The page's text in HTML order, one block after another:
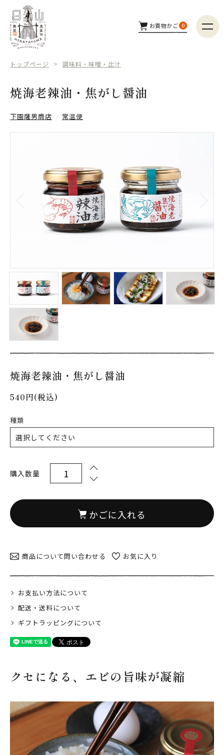
商品カテゴリー
配送方法
実店舗のご案内
よくある質問
特定商取引法表示
プライバシーポリシー
お買物かご 0
トップページ 調味料・味噌・出汁
焼海老辣油・焦がし醤油
下園薩男商店 常温便
焼海老辣油・焦がし醤油
540円(税込)
種類
購入数量
かごに入れる
商品について問い合わせる お気に入り
お支払い方法について
配送・送料について
ギフトラッピングについて
クセになる、エビの旨味が凝縮